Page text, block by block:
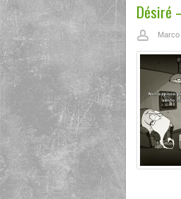
Désiré